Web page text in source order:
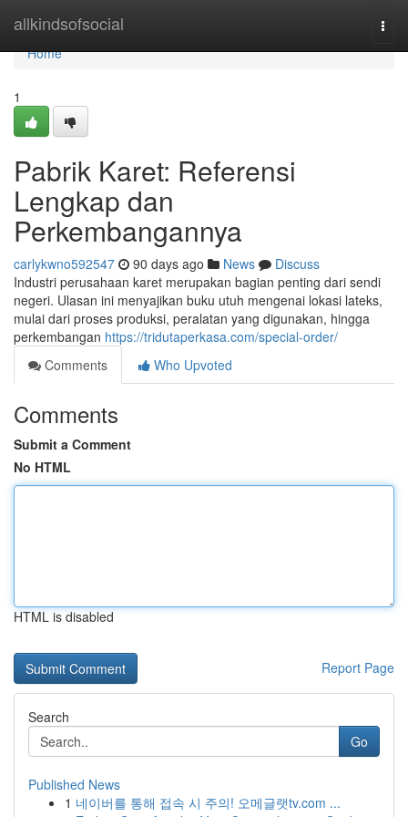
allkindsofsocial
Home
Home
1
Pabrik Karet: Referensi
Lengkap dan
Perkembangannya
carlykwno592547 90 days ago News
Discuss
Industri perusahaan karet merupakan bagian penting dari sendi
negeri. Ulasan ini menyajikan buku utuh mengenai lokasi lateks,
mulai dari proses produksi, peralatan yang digunakan, hingga
perkembangan https://tridutaperkasa.com/special-order/
Comments
Who Upvoted
Comments
Submit a Comment
No HTML
HTML is disabled
Report Page
Search
Go
Published News
1 네이버를 통해 접속 시 주의! 오메글랫tv.com ...